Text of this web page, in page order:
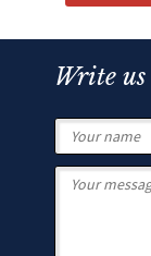
Write us